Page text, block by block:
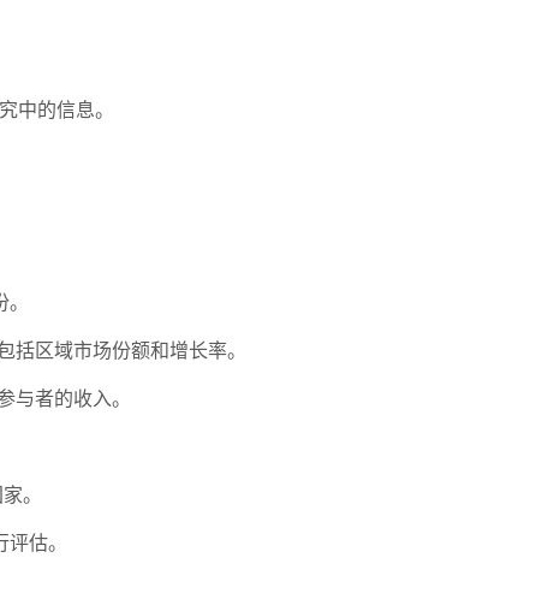
中的信息。
区域市场份额和增长率。
者的收入。
。
估。